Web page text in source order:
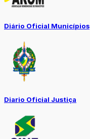
Diário Oficial Municípios
Diario Oficial Justiça